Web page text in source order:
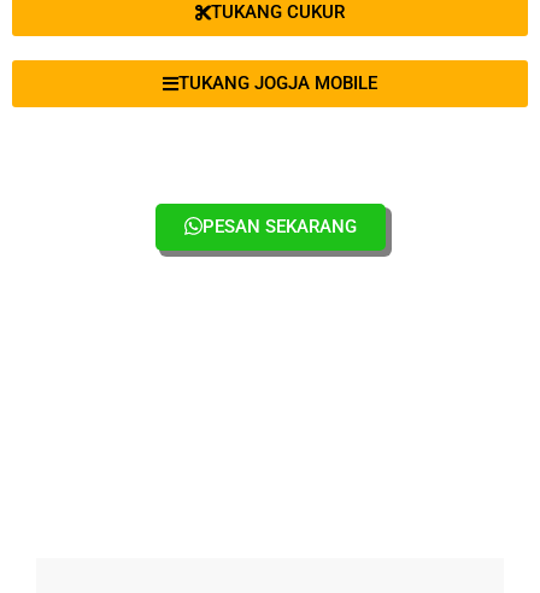
TUKANG CUKUR
TUKANG JOGJA MOBILE
PESAN SEKARANG